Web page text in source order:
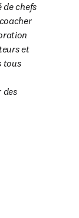
de chefs
et
tous
des